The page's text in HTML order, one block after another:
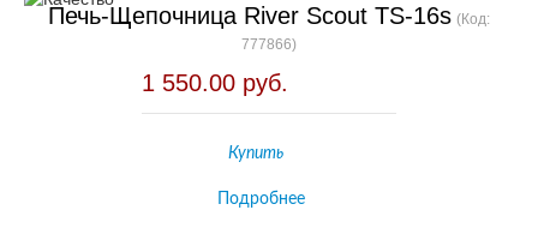
Печь-Щепочница River Scout TS-16s (Код:
777866)
1 550.00 руб.
Купить
Подробнее